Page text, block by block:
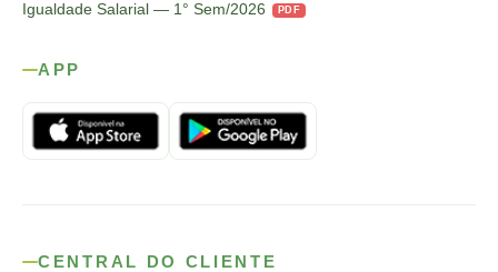
Igualdade Salarial — 1° Sem/2026
PDF
APP
CENTRAL DO CLIENTE